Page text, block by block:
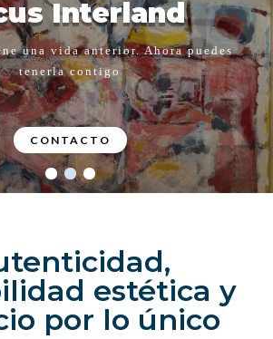
Interland
una vida anterior. Ahora puedes
tenerla contigo
CONTACTO
estética y
por lo único